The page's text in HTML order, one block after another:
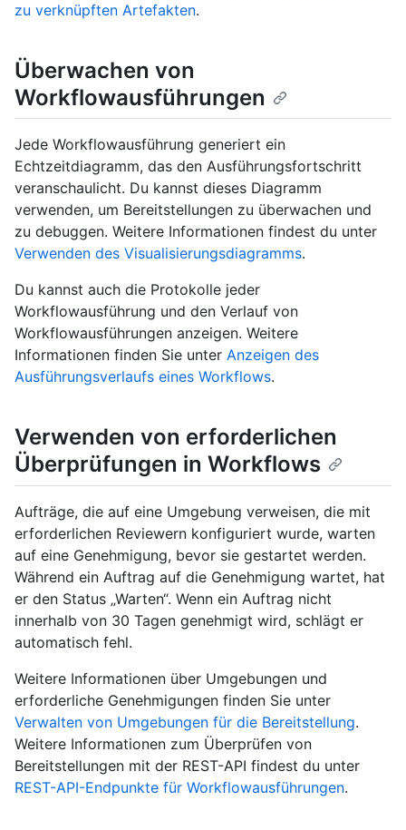
zu verknüpften Artefakten.
Überwachen von
Workflowausführungen
Jede Workflowausführung generiert ein
Echtzeitdiagramm, das den Ausführungsfortschritt
veranschaulicht. Du kannst dieses Diagramm
verwenden, um Bereitstellungen zu überwachen und
zu debuggen. Weitere Informationen findest du unter
Verwenden des Visualisierungsdiagramms.
Du kannst auch die Protokolle jeder
Workflowausführung und den Verlauf von
Workflowausführungen anzeigen. Weitere
Informationen finden Sie unter Anzeigen des
Ausführungsverlaufs eines Workflows.
Verwenden von erforderlichen
Überprüfungen in Workflows
Aufträge, die auf eine Umgebung verweisen, die mit
erforderlichen Reviewern konfiguriert wurde, warten
auf eine Genehmigung, bevor sie gestartet werden.
Während ein Auftrag auf die Genehmigung wartet, hat
er den Status „Warten“. Wenn ein Auftrag nicht
innerhalb von 30 Tagen genehmigt wird, schlägt er
automatisch fehl.
Weitere Informationen über Umgebungen und
erforderliche Genehmigungen finden Sie unter
Verwalten von Umgebungen für die Bereitstellung.
Weitere Informationen zum Überprüfen von
Bereitstellungen mit der REST-API findest du unter
REST-API-Endpunkte für Workflowausführungen.